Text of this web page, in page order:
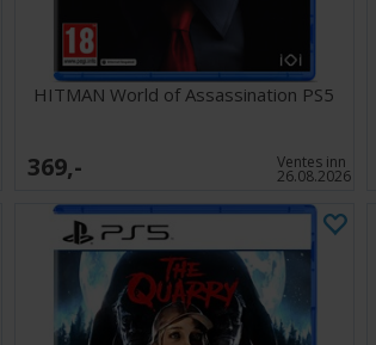
HITMAN World of Assassination PS5
369,- Ventes inn
26.08.2026